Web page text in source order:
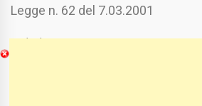
Legge n. 62 del 7.03.2001
Chi Siamo